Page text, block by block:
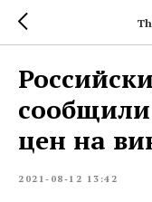
сообщили
цен на
2021-08-12 13:42